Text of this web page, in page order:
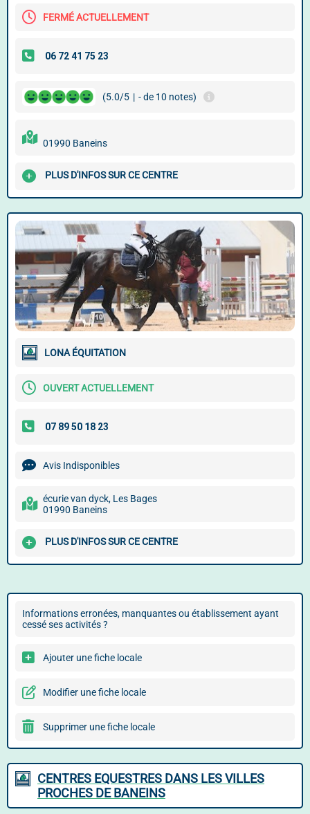
FERMÉ ACTUELLEMENT
(5.0/5 | - de 10 notes)
01990 Baneins
PLUS D'INFOS SUR CE CENTRE
LONA ÉQUITATION
OUVERT ACTUELLEMENT
Avis Indisponibles
écurie van dyck, Les Bages
01990 Baneins
PLUS D'INFOS SUR CE CENTRE
Informations erronées, manquantes ou établissement ayant
cessé ses activités ?
Ajouter une fiche locale
Modifier une fiche locale
Supprimer une fiche locale
CENTRES EQUESTRES DANS LES VILLES
PROCHES DE BANEINS